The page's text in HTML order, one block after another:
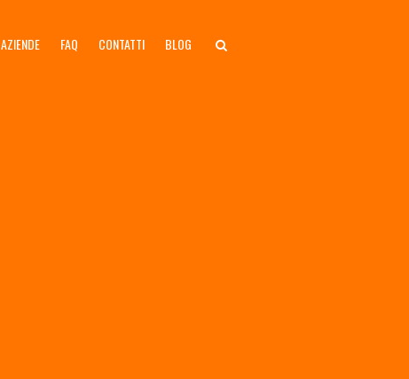
AZIENDE FAQ CONTATTI BLOG